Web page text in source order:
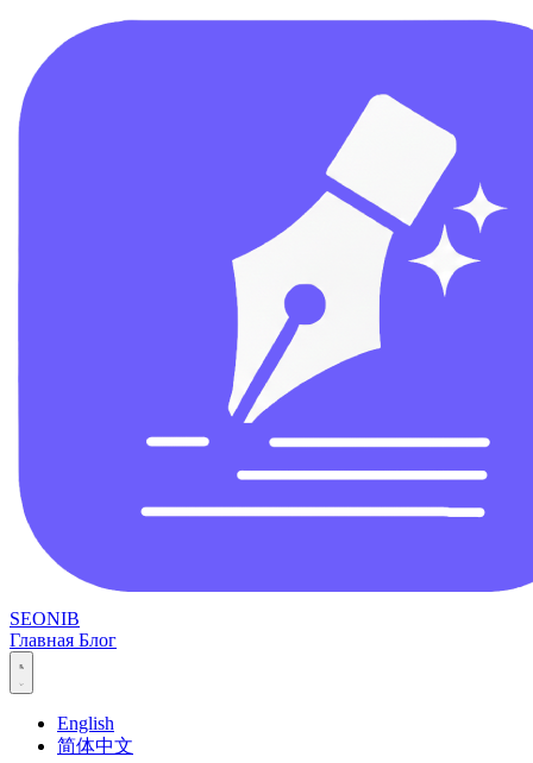
SEONIB
Главная Блог
English
简体中文